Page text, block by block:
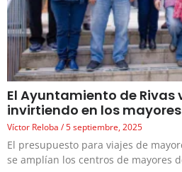
El Ayuntamiento de Rivas
invirtiendo en los mayores
Víctor Reloba 5 septiembre, 2025
El presupuesto para viajes de
se amplían los centros de mayores